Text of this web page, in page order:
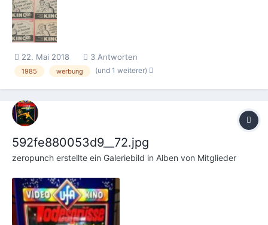
22. Mai 2018 3 Antworten
1985 werbung (und 1 weiterer)
592fe880053d9__72.jpg
zeropunch erstellte ein Galeriebild in Alben von Mitglieder